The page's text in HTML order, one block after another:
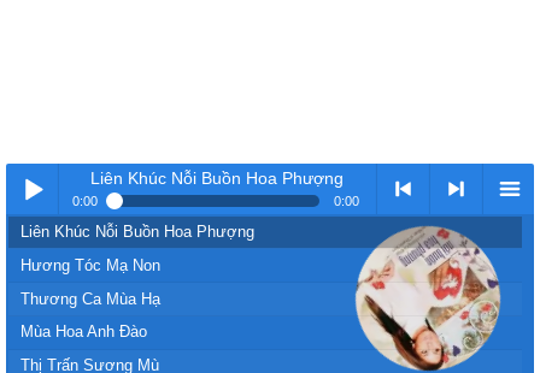
Nhạc
Liên Khúc Nỗi Buồn Hoa Phượng
0:00 0:00
< Kho > Kho
Liên Khúc Nỗi Buồn Hoa Phượng
Hương Tóc Mạ Non
Thương Ca Mùa Hạ
Mùa Hoa Anh Đào
Thị Trấn Sương Mù